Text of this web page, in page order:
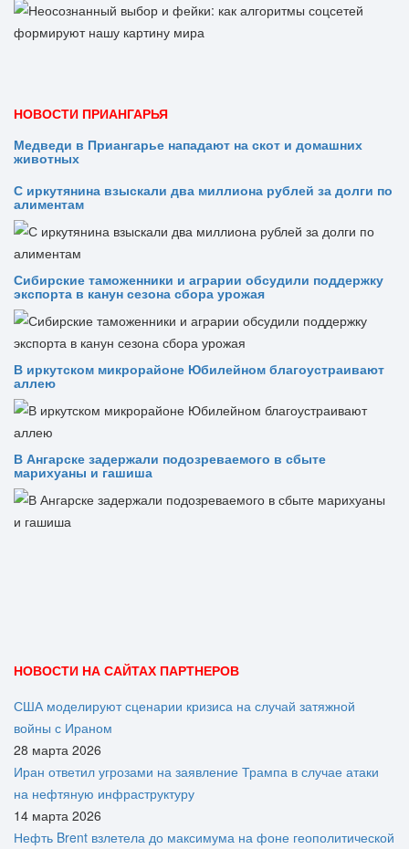
НОВОСТИ ПРИАНГАРЬЯ
Медведи в Приангарье нападают на скот и домашних
животных
С иркутянина взыскали два миллиона рублей за долги по
алиментам
Сибирские таможенники и аграрии обсудили поддержку
экспорта в канун сезона сбора урожая
В иркутском микрорайоне Юбилейном благоустраивают
аллею
В Ангарске задержали подозреваемого в сбыте
марихуаны и гашиша
НОВОСТИ НА САЙТАХ ПАРТНЕРОВ
США моделируют сценарии кризиса на случай затяжной
войны с Ираном
28 марта 2026
Иран ответил угрозами на заявление Трампа в случае атаки
на нефтяную инфраструктуру
14 марта 2026
Нефть Brent взлетела до максимума на фоне геополитической